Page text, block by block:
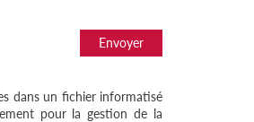
Envoyer
dans un fichier informatisé
pour la gestion de la